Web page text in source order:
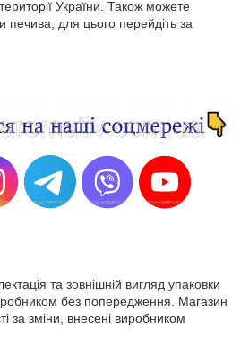
України. Також можете
печива, для цього перейдіть за
та зовнішній вигляд упаковки
без попередження. Магазин
за зміни, внесені виробником